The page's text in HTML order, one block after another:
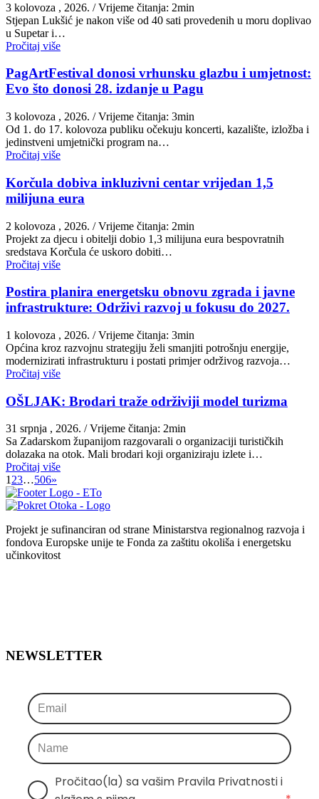
3 kolovoza , 2026. / Vrijeme čitanja: 2min
St​jepan Lukšić je nakon više od 40 sati provedenih u moru doplivao
u Supetar i…
Pročitaj više
PagArtFestival donosi vrhunsku glazbu i umjetnost:
Evo što donosi 28. izdanje u Pagu
3 kolovoza , 2026. / Vrijeme čitanja: 3min
Od 1. do 17. kolovoza publiku očekuju koncerti, kazalište, izložba i
jedinstveni umjetnički program na…
Pročitaj više
Korčula dobiva inkluzivni centar vrijedan 1,5
milijuna eura
2 kolovoza , 2026. / Vrijeme čitanja: 2min
Projekt za djecu i obitelji dobio 1,3 milijuna eura bespovratnih
sredstava Korčula će uskoro dobiti…
Pročitaj više
Postira planira energetsku obnovu zgrada i javne
infrastrukture: Održivi razvoj u fokusu do 2027.
1 kolovoza , 2026. / Vrijeme čitanja: 3min
Općina kroz razvojnu strategiju želi smanjiti potrošnju energije,
modernizirati infrastrukturu i postati primjer održivog razvoja…
Pročitaj više
OŠLJAK: Brodari traže održiviji model turizma
31 srpnja , 2026. / Vrijeme čitanja: 2min
Sa Zadarskom županijom razgovarali o organizaciji turističkih
dolazaka na otok. Mali brodari koji organiziraju izlete i…
Pročitaj više
123…506»
Projekt je sufinanciran od strane Ministarstva regionalnog razvoja i
fondova Europske unije te Fonda za zaštitu okoliša i energetsku
učinkovitost
NEWSLETTER
Pročitao(la) sa vašim Pravila Privatnosti i